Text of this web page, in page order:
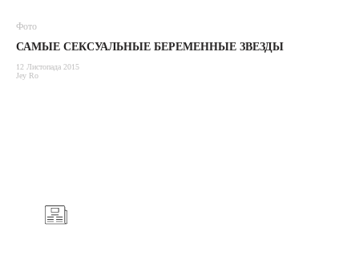
Фото
САМЫЕ СЕКСУАЛЬНЫЕ БЕРЕМЕННЫЕ ЗВЕЗДЫ
12 Листопада 2015
Jey Ro